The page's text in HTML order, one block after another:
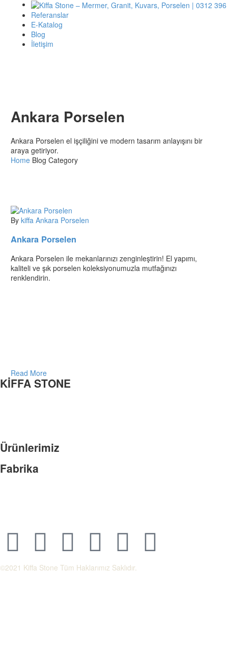
Referanslar
E-Katalog
Blog
İletişim
Ankara Porselen
Ankara Porselen el işçiliğini ve modern tasarım anlayışını bir
araya getiriyor.
Home Blog Category
By kiffa Ankara Porselen
Ankara Porselen
Ankara Porselen ile mekanlarınızı zenginleştirin! El yapımı,
kaliteli ve şık porselen koleksiyonumuzla mutfağınızı
renklendirin.
Read More
KİFFA STONE
Ürünlerimiz
Fabrika
©2021 Kiffa Stone Tüm Haklarımız Saklıdır.